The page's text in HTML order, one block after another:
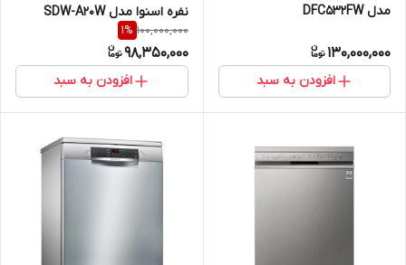
مدل DFC532FW
130,000,000
افزودن به سبد
نفره اسنوا مدل SDW-A20W
100,000,000
1%
98,350,000
افزودن به سبد